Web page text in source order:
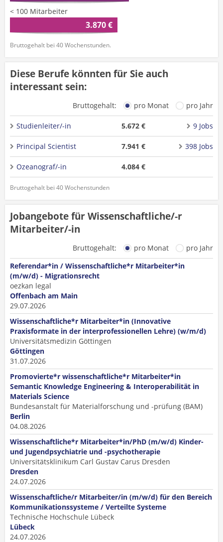
< 100 Mitarbeiter
3.870 €
Bruttogehalt bei 40 Wochenstunden.
Diese Berufe könnten für Sie auch
interessant sein:
Bruttogehalt: pro Monat pro Jahr
Studienleiter/-in 5.672 € 9 Jobs
Principal Scientist 7.941 € 398 Jobs
Ozeanograf/-in 4.084 €
Bruttogehalt bei 40 Wochenstunden
Jobangebote für Wissenschaftliche/-r
Mitarbeiter/-in
Bruttogehalt: pro Monat
pro Jahr
Referendar*in / Wissenschaftliche*r Mitarbeiter*in
(m/w/d) - Migrationsrecht
oezkan legal
Offenbach am Main
29.07.2026
Wissenschaftliche*r Mitarbeiter*in (Innovative
Praxisformate in der interprofessionellen Lehre) (w/m/d)
Universitätsmedizin Göttingen
Göttingen
31.07.2026
Promovierte*r wissenschaftliche*r Mitarbeiter*in
Semantic Knowledge Engineering & Interoperabilität in
Materials Science
Bundesanstalt für Materialforschung und -prüfung (BAM)
Berlin
04.08.2026
Wissenschaftliche*r Mitarbeiter*in/PhD (m/w/d) Kinder-
und Jugendpsychiatrie und -psychotherapie
Universitätsklinikum Carl Gustav Carus Dresden
Dresden
24.07.2026
Wissenschaftliche/r Mitarbeiter/in (m/w/d) für den Bereich
Kommunikationssysteme / Verteilte Systeme
Technische Hochschule Lübeck
Lübeck
24.07.2026